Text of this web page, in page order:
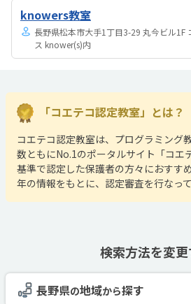
knowers教室
長野県松本市大手1丁目3-29 丸今ビル1F
ス knower(s)内
「コエテコ認定教室」とは？
コエテコ認定教室は、プログラミング
数ともにNo.1のポータルサイト「コエ
基準で認定した保護者の方々におすす
年の情報をもとに、認定審査を行なって
検索方法を変更
長野県の地域から探す